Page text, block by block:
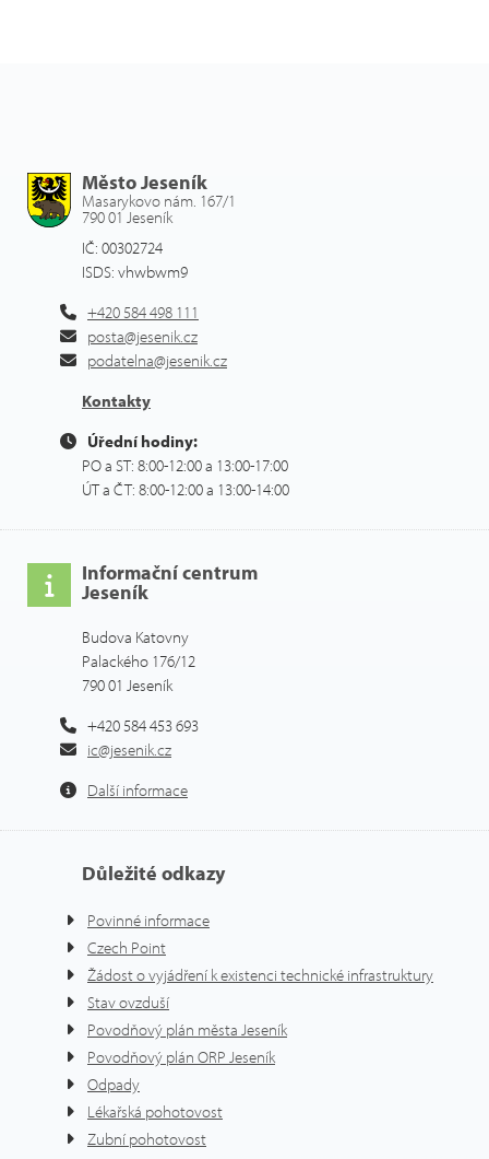
Město Jeseník
Masarykovo nám. 167/1
790 01 Jeseník
IČ: 00302724
ISDS: vhwbwm9
+420 584 498 111
posta@jesenik.cz
podatelna@jesenik.cz
Kontakty
Úřední hodiny:
PO a ST: 8:00-12:00 a 13:00-17:00
ÚT a ČT: 8:00-12:00 a 13:00-14:00
Informační centrum
Jeseník
Budova Katovny
Palackého 176/12
790 01 Jeseník
+420 584 453 693
ic@jesenik.cz
Další informace
Důležité odkazy
Povinné informace
Czech Point
Žádost o vyjádření k existenci technické infrastruktury
Stav ovzduší
Povodňový plán města Jeseník
Povodňový plán ORP Jeseník
Odpady
Lékařská pohotovost
Zubní pohotovost